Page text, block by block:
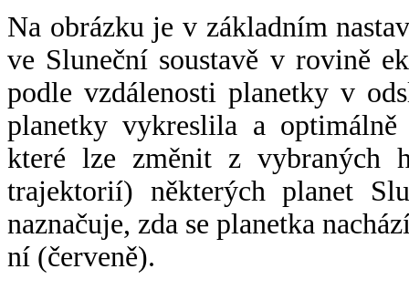
Na obrázku je v základním
ve Sluneční soustavě v rovině
podle vzdálenosti planetky v
planetky vykreslila a
které lze změnit z vybraných
trajektorií) některých planet
naznačuje, zda se planetka
ní (červeně).